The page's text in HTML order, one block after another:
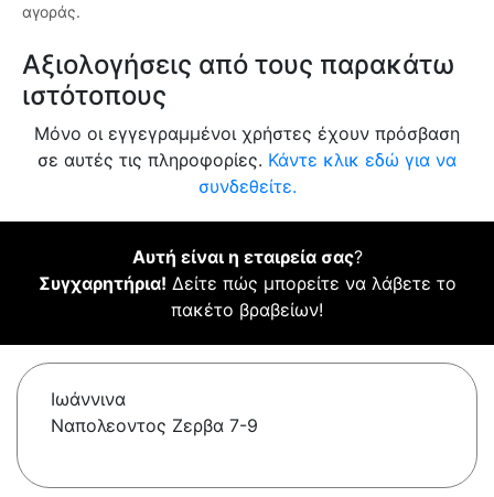
αγοράς.
Αξιολογήσεις από τους παρακάτω
ιστότοπους
Μόνο οι εγγεγραμμένοι χρήστες έχουν πρόσβαση
σε αυτές τις πληροφορίες. Κάντε κλικ εδώ για να
συνδεθείτε.
Αυτή είναι η εταιρεία σας?
Συγχαρητήρια! Δείτε πώς μπορείτε να λάβετε το
πακέτο βραβείων!
Ιωάννινα
Ναπολεοντος Zερβα 7-9